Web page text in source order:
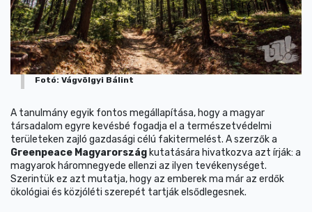
Fotó: Vágvölgyi Bálint
A tanulmány egyik fontos megállapítása, hogy a magyar
társadalom egyre kevésbé fogadja el a természetvédelmi
területeken zajló gazdasági célú fakitermelést. A szerzők a
Greenpeace Magyarország kutatására hivatkozva azt írják: a
magyarok háromnegyede ellenzi az ilyen tevékenységet.
Szerintük ez azt mutatja, hogy az emberek ma már az erdők
ökológiai és közjóléti szerepét tartják elsődlegesnek.